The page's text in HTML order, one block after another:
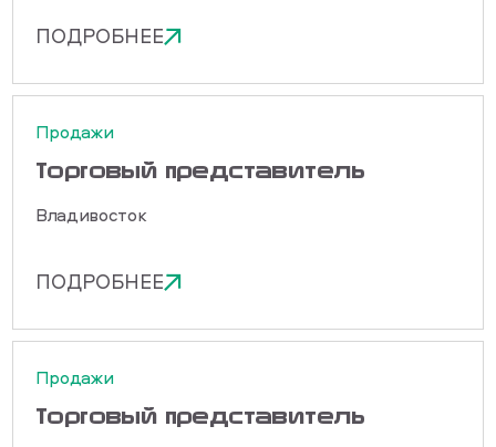
ПОДРОБНЕЕ
Продажи
Торговый представитель
Владивосток
ПОДРОБНЕЕ
Продажи
Торговый представитель